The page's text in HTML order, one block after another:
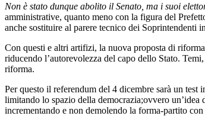
Non è stato dunque abolito il Senato, ma i suoi
amministrative, quanto meno con la figura del
anche sostituire al parere tecnico dei
Con questi e altri artifizi, la nuova proposta di
riducendo l’autorevolezza del capo dello Stato.
riforma.
Per questo il referendum del 4 dicembre sarà un
limitando lo spazio della democrazia;ovvero
incrementando e non demolendo la forma-partito